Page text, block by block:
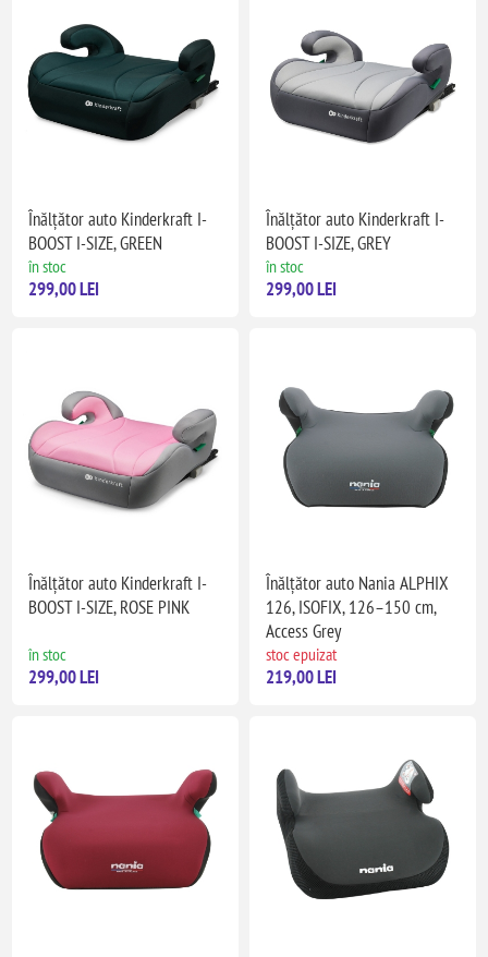
Înălțător auto Kinderkraft I-
BOOST I-SIZE, GREEN
în stoc
299,00 LEI
Înălțător auto Kinderkraft I-
BOOST I-SIZE, GREY
în stoc
299,00 LEI
Înălțător auto Kinderkraft I-
BOOST I-SIZE, ROSE PINK
în stoc
299,00 LEI
Înălțător auto Nania ALPHIX
126, ISOFIX, 126–150 cm,
Access Grey
stoc epuizat
219,00 LEI